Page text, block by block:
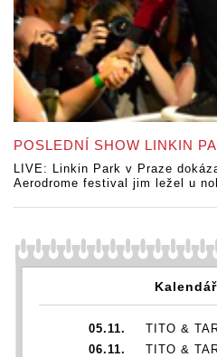
POSLEDNÍ SHOW LINKIN
LIVE: Linkin Park v Praze
Aerodrome festival jim ležel u
05.11.
TITO &
06.11.
TITO &